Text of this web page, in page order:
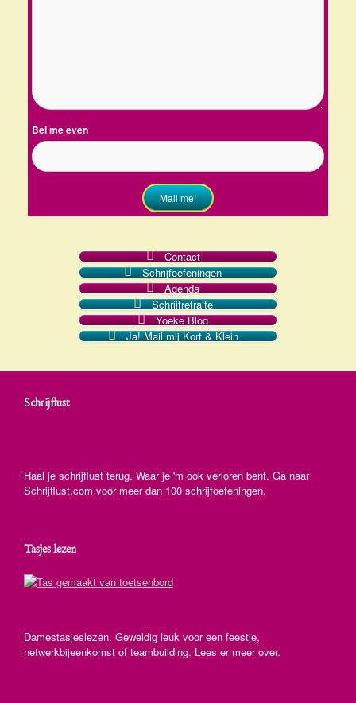
Bel me even
Mail me!
Contact
Schrijfoefeningen
Agenda
Schrijfretraite
Yoeke Blog
Ja! Mail mij Kort & Klein
Schrijflust
Haal je schrijflust terug. Waar je 'm ook verloren bent. Ga naar
Schrijflust.com voor meer dan 100 schrijfoefeningen.
Tasjes lezen
Damestasjeslezen. Geweldig leuk voor een feestje,
netwerkbijeenkomst of teambuilding. Lees er meer over.